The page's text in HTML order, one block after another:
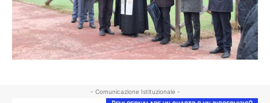
- Comunicazione Istituzionale -